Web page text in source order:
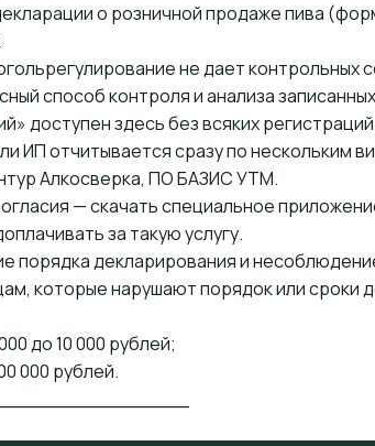
о розничной продаже пива
не дает
способ контроля и анализа
доступен здесь без всяких
ИП отчитывается сразу по
Алкосверка, ПО БАЗИС УТМ.
— скачать специальное
за такую услугу.
порядка декларирования и
которые нарушают порядок или
до 10 000 рублей;
000 рублей.